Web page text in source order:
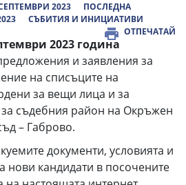
2023
ПОСЛЕДНА
СЪБИТИЯ И ИНИЦИАТИВИ
ОТПЕЧАТАЙ
2023 година
и заявления за
на списъците на
за вещи лица и за
съдебния район на Окръжен
– Габрово.
документи, условията и
нови кандидати в посочените